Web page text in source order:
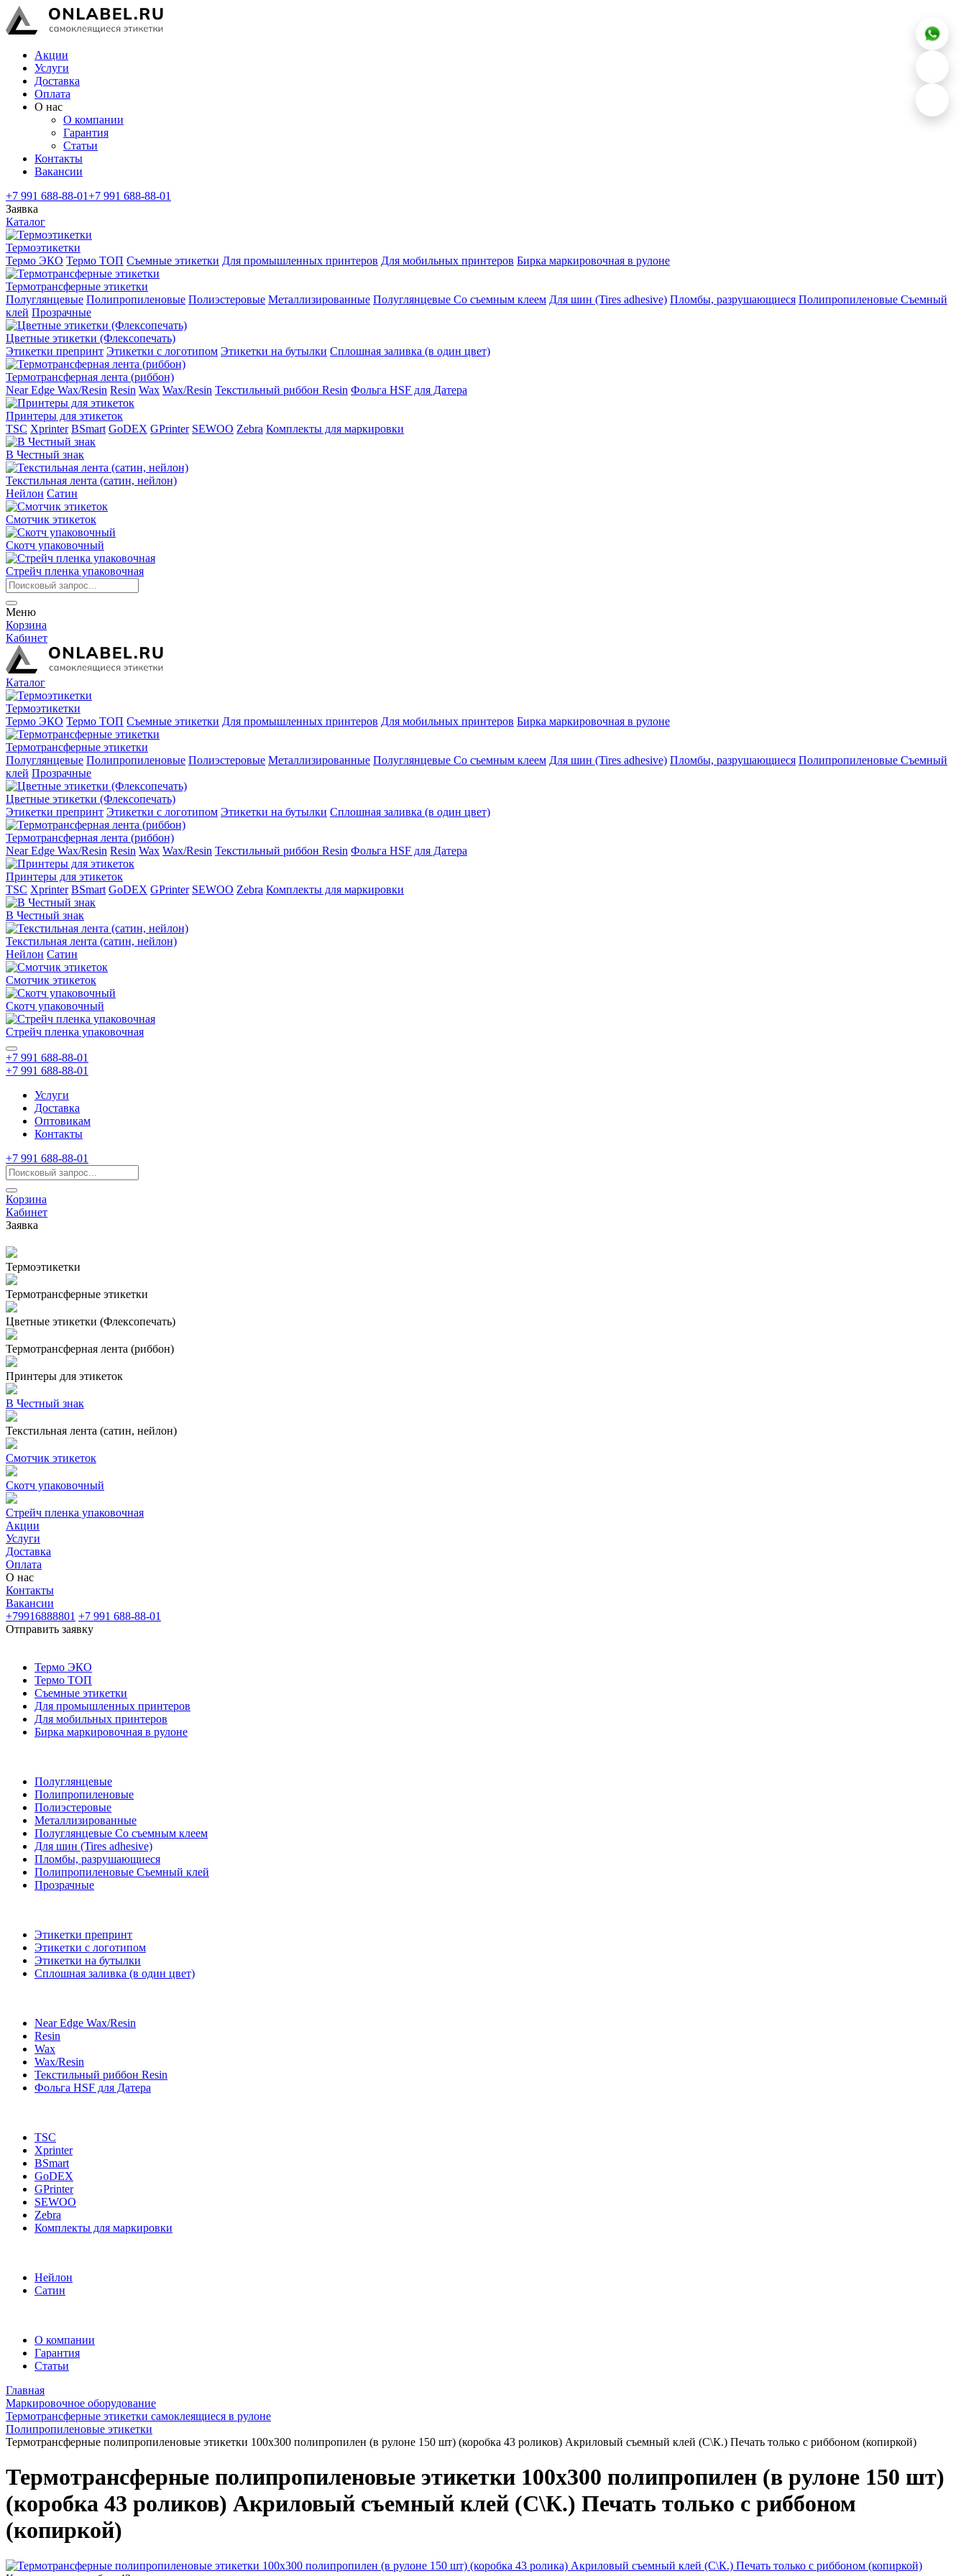
Акции
Услуги
Доставка
Оплата
О нас
О компании
Гарантия
Статьи
Контакты
Вакансии
+7 991 688-88-01+7 991 688-88-01
Заявка
Каталог
Термоэтикетки
Термо ЭКО Термо ТОП Съемные этикетки Для промышленных принтеров Для мобильных принтеров Бирка маркировочная в рулоне
Термотрансферные этикетки
Полуглянцевые Полипропиленовые Полиэстеровые Металлизированные Полуглянцевые Со съемным клеем Для шин (Tires adhesive) Пломбы, разрушающиеся Полипропиленовые Съемный
клей Прозрачные
Цветные этикетки (Флексопечать)
Этикетки препринт Этикетки с логотипом Этикетки на бутылки Сплошная заливка (в один цвет)
Термотрансферная лента (риббон)
Near Edge Wax/Resin Resin Wax Wax/Resin Текстильный риббон Resin Фольга HSF для Датера
Принтеры для этикеток
TSC Xprinter BSmart GoDEX GPrinter SEWOO Zebra Комплекты для маркировки
В Честный знак
Текстильная лента (сатин, нейлон)
Нейлон Сатин
Смотчик этикеток
Скотч упаковочный
Стрейч пленка упаковочная
Меню
Корзина
Кабинет
Каталог
Термоэтикетки
Термо ЭКО Термо ТОП Съемные этикетки Для промышленных принтеров Для мобильных принтеров Бирка маркировочная в рулоне
Термотрансферные этикетки
Полуглянцевые Полипропиленовые Полиэстеровые Металлизированные Полуглянцевые Со съемным клеем Для шин (Tires adhesive) Пломбы, разрушающиеся Полипропиленовые Съемный
клей Прозрачные
Цветные этикетки (Флексопечать)
Этикетки препринт Этикетки с логотипом Этикетки на бутылки Сплошная заливка (в один цвет)
Термотрансферная лента (риббон)
Near Edge Wax/Resin Resin Wax Wax/Resin Текстильный риббон Resin Фольга HSF для Датера
Принтеры для этикеток
TSC Xprinter BSmart GoDEX GPrinter SEWOO Zebra Комплекты для маркировки
В Честный знак
Текстильная лента (сатин, нейлон)
Нейлон Сатин
Смотчик этикеток
Скотч упаковочный
Стрейч пленка упаковочная
+7 991 688-88-01
+7 991 688-88-01
Услуги
Доставка
Оптовикам
Контакты
+7 991 688-88-01
Корзина
Кабинет
Заявка
Термоэтикетки
Термотрансферные этикетки
Цветные этикетки (Флексопечать)
Термотрансферная лента (риббон)
Принтеры для этикеток
В Честный знак
Текстильная лента (сатин, нейлон)
Смотчик этикеток
Скотч упаковочный
Стрейч пленка упаковочная
Акции
Услуги
Доставка
Оплата
О нас
Контакты
Вакансии
+79916888801 +7 991 688-88-01
Отправить заявку
Термо ЭКО
Термо ТОП
Съемные этикетки
Для промышленных принтеров
Для мобильных принтеров
Бирка маркировочная в рулоне
Полуглянцевые
Полипропиленовые
Полиэстеровые
Металлизированные
Полуглянцевые Со съемным клеем
Для шин (Tires adhesive)
Пломбы, разрушающиеся
Полипропиленовые Съемный клей
Прозрачные
Этикетки препринт
Этикетки с логотипом
Этикетки на бутылки
Сплошная заливка (в один цвет)
Near Edge Wax/Resin
Resin
Wax
Wax/Resin
Текстильный риббон Resin
Фольга HSF для Датера
TSC
Xprinter
BSmart
GoDEX
GPrinter
SEWOO
Zebra
Комплекты для маркировки
Нейлон
Сатин
О компании
Гарантия
Статьи
Главная
Маркировочное оборудование
Термотрансферные этикетки самоклеящиеся в рулоне
Полипропиленовые этикетки
Термотрансферные полипропиленовые этикетки 100x300 полипропилен (в рулоне 150 шт) (коробка 43 роликов) Акриловый съемный клей (С\К.) Печать только с риббоном (копиркой)
Термотрансферные полипропиленовые этикетки 100x300 полипропилен (в рулоне 150 шт)
(коробка 43 роликов) Акриловый съемный клей (С\К.) Печать только с риббоном
(копиркой)